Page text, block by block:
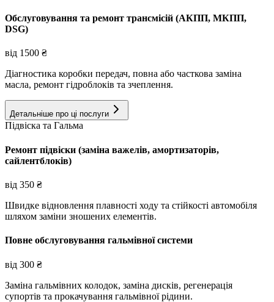
Обслуговування та ремонт трансмісій (АКПП, МКПП,
DSG)
від 1500 ₴
Діагностика коробки передач, повна або часткова заміна
масла, ремонт гідроблоків та зчеплення.
Детальніше про ці послуги
Підвіска та Гальма
Ремонт підвіски (заміна важелів, амортизаторів,
сайлентблоків)
від 350 ₴
Швидке відновлення плавності ходу та стійкості автомобіля
шляхом заміни зношених елементів.
Повне обслуговування гальмівної системи
від 300 ₴
Заміна гальмівних колодок, заміна дисків, регенерація
супортів та прокачування гальмівної рідини.